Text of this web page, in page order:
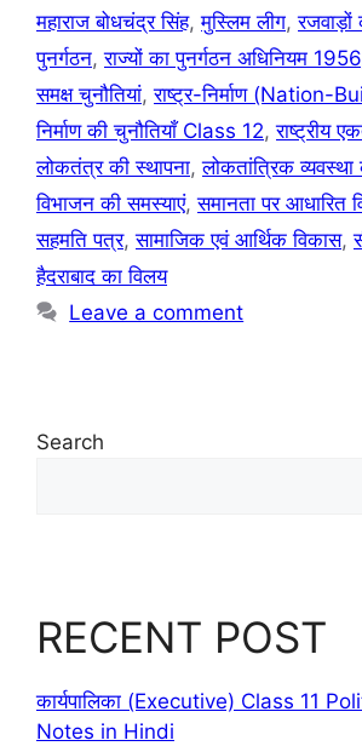
महाराज बोधचंद्र सिंह,मुस्लिम लीग,रजवाड़ों
पुनर्गठन,राज्यों का पुनर्गठन अधिनियम 1956
समक्ष चुनौतियां,राष्ट्र-निर्माण (Nation-
निर्माण की चुनौतियाँ Class 12,राष्ट्रीय
लोकतंत्र की स्थापना,लोकतांत्रिक व्यवस्था
विभाजन की समस्याएं,समानता पर आधारित
सहमति पत्र,सामाजिक एवं आर्थिक विकास,
हैदराबाद का विलय
Leave a comment
Search
RECENT POST
कार्यपालिका (Executive) Class 11
Notes in Hindi